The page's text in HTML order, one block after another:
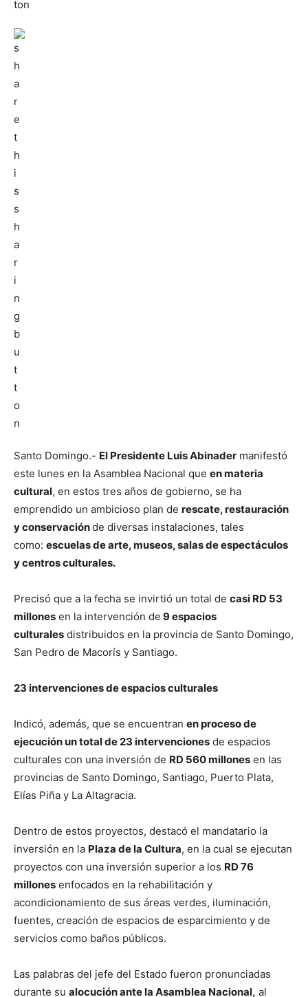
Santo Domingo.- El Presidente Luis Abinader manifestó
este lunes en la Asamblea Nacional que en materia
cultural, en estos tres años de gobierno, se ha
emprendido un ambicioso plan de rescate, restauración
y conservaciónde diversas instalaciones, tales
como: escuelas de arte, museos, salas de espectáculos
y centros culturales.
Precisó que a la fecha se invirtió un total de casi RD 53
millones en la intervención de 9 espacios
culturales distribuidos en la provincia de Santo Domingo,
San Pedro de Macorís y Santiago.
23 intervenciones de espacios culturales
Indicó, además, que se encuentran en proceso de
ejecución un total de 23 intervenciones de espacios
culturales con una inversión de RD 560 millones en las
provincias de Santo Domingo, Santiago, Puerto Plata,
Elías Piña y La Altagracia.
Dentro de estos proyectos, destacó el mandatario la
inversión en la Plaza de la Cultura, en la cual se ejecutan
proyectos con una inversión superior a los RD 76
millones enfocados en la rehabilitación y
acondicionamiento de sus áreas verdes, iluminación,
fuentes, creación de espacios de esparcimiento y de
servicios como baños públicos.
Las palabras del jefe del Estado fueron pronunciadas
durante su alocución ante la Asamblea Nacional, al